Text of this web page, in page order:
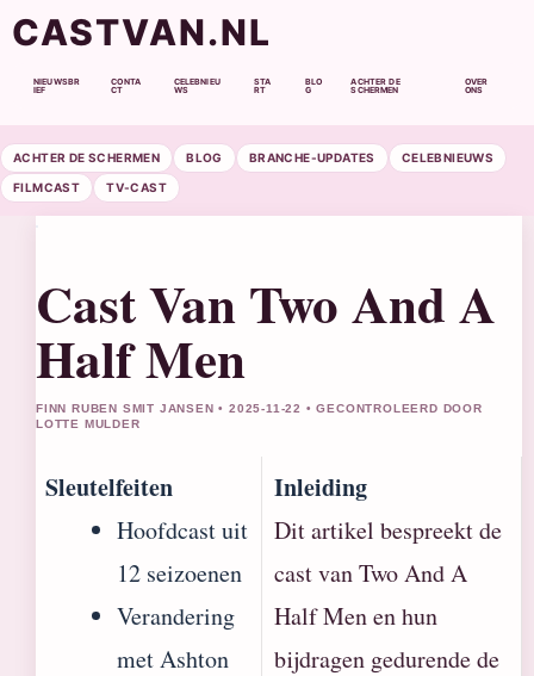
CASTVAN.NL
NIEUWSBR
IEF
CONTA
CT
CELEBNIEU
WS
STA
RT
BLO
G
ACHTER DE
SCHERMEN
OVER
ONS
ACHTER DE SCHERMEN BLOG BRANCHE-UPDATES CELEBNIEUWS
FILMCAST TV-CAST
Cast Van Two And A
Half Men
FINN RUBEN SMIT JANSEN • 2025-11-22 • GECONTROLEERD DOOR
LOTTE MULDER
Sleutelfeiten
Hoofdcast uit
12 seizoenen
Verandering
met Ashton
Inleiding
Dit artikel bespreekt de
cast van Two And A
Half Men en hun
bijdragen gedurende de